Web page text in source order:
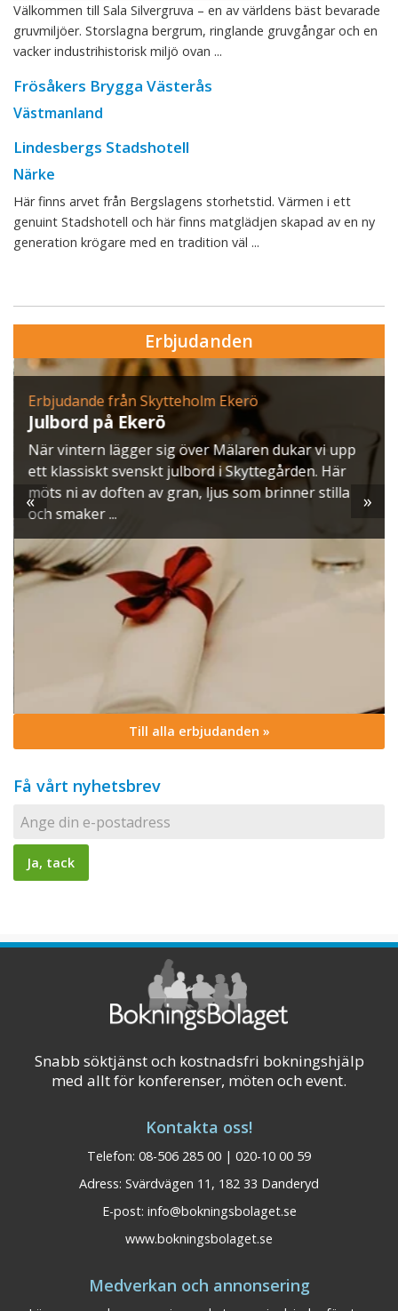
Välkommen till Sala Silvergruva – en av världens bäst bevarade
gruvmiljöer. Storslagna bergrum, ringlande gruvgångar och en
vacker industrihistorisk miljö ovan ...
Frösåkers Brygga Västerås
Västmanland
Lindesbergs Stadshotell
Närke
Här finns arvet från Bergslagens storhetstid. Värmen i ett
genuint Stadshotell och här finns matglädjen skapad av en ny
generation krögare med en tradition väl ...
Erbjudanden
Erbjudande från Skytteholm Ekerö
Julbord på Ekerö
När vintern lägger sig över Mälaren dukar vi upp
ett klassiskt svenskt julbord i Skyttegården. Här
möts ni av doften av gran, ljus som brinner stilla
och smaker ...
« »
Till alla erbjudanden »
Få vårt nyhetsbrev
Snabb söktjänst och kostnadsfri bokningshjälp
med allt för konferenser, möten och event.
Kontakta oss!
Telefon: 08-506 285 00 | 020-10 00 59
Adress: Svärdvägen 11, 182 33 Danderyd
E-post: info@bokningsbolaget.se
www.bokningsbolaget.se
Medverkan och annonsering